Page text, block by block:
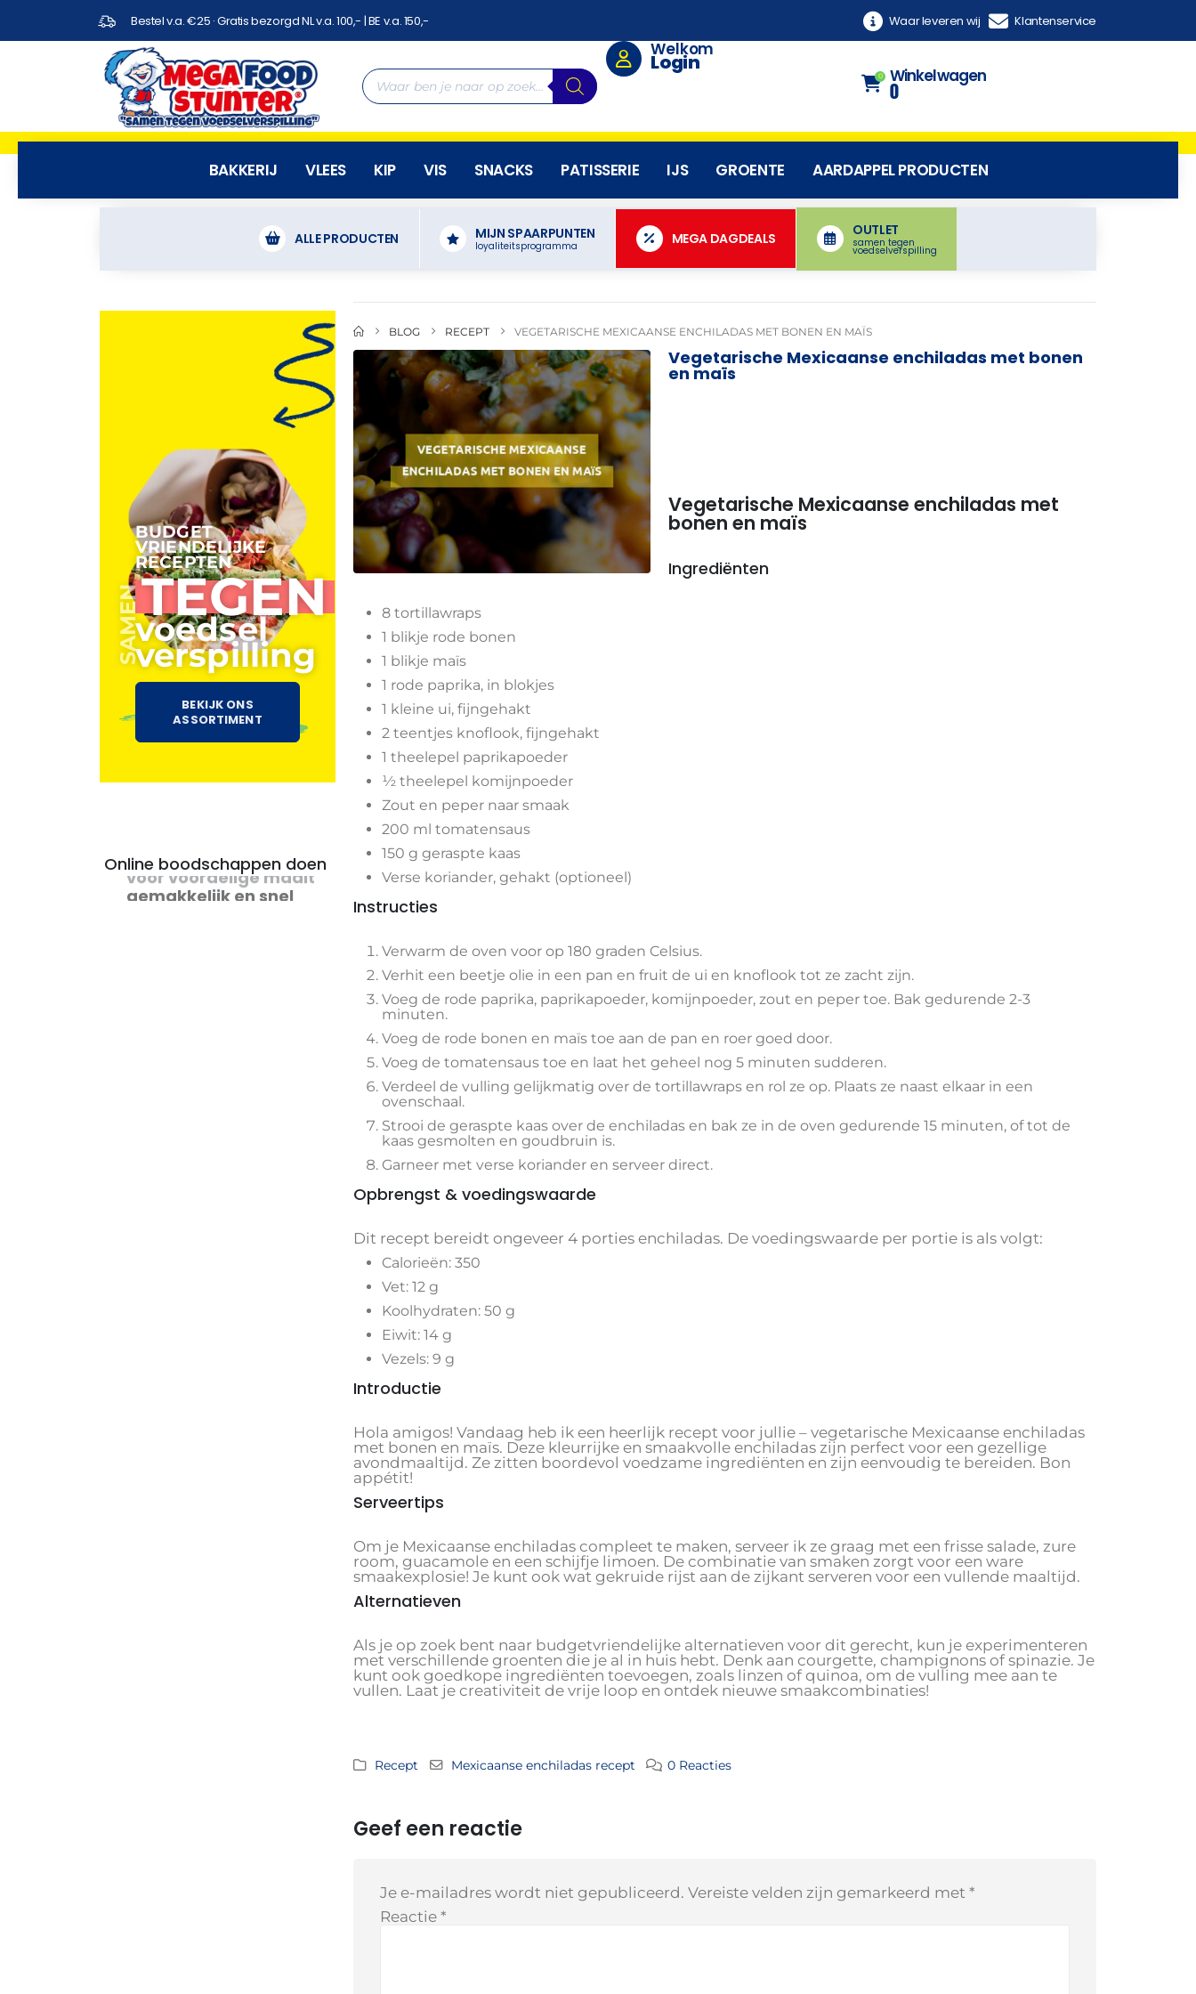
Bestel v.a. €25 · Gratis bezorgd NL v.a. 100,- | BE v.a. 150,- Waar leveren wij Klantenservice
Welkom
Login
0 Winkelwagen
0
BAKKERIJ VLEES KIP VIS SNACKS PATISSERIE IJS GROENTE AARDAPPEL PRODUCTEN
ALLE PRODUCTEN MIJN SPAARPUNTEN
loyaliteitsprogramma MEGA DAGDEALS
OUTLET
samen tegen
voedselverspilling
BLOG RECEPT VEGETARISCHE MEXICAANSE ENCHILADAS MET BONEN EN MAÏS
Vegetarische Mexicaanse enchiladas met bonen
en maïs
Vegetarische Mexicaanse enchiladas met
bonen en maïs
Ingrediënten
8 tortillawraps
1 blikje rode bonen
1 blikje maïs
1 rode paprika, in blokjes
1 kleine ui, fijngehakt
2 teentjes knoflook, fijngehakt
1 theelepel paprikapoeder
½ theelepel komijnpoeder
Zout en peper naar smaak
200 ml tomatensaus
150 g geraspte kaas
Verse koriander, gehakt (optioneel)
Instructies
Verwarm de oven voor op 180 graden Celsius.
Verhit een beetje olie in een pan en fruit de ui en knoflook tot ze zacht zijn.
Voeg de rode paprika, paprikapoeder, komijnpoeder, zout en peper toe. Bak gedurende 2-3
minuten.
Voeg de rode bonen en maïs toe aan de pan en roer goed door.
Voeg de tomatensaus toe en laat het geheel nog 5 minuten sudderen.
Verdeel de vulling gelijkmatig over de tortillawraps en rol ze op. Plaats ze naast elkaar in een
ovenschaal.
Strooi de geraspte kaas over de enchiladas en bak ze in de oven gedurende 15 minuten, of tot de
kaas gesmolten en goudbruin is.
Garneer met verse koriander en serveer direct.
Opbrengst & voedingswaarde
Dit recept bereidt ongeveer 4 porties enchiladas. De voedingswaarde per portie is als volgt:
Calorieën: 350
Vet: 12 g
Koolhydraten: 50 g
Eiwit: 14 g
Vezels: 9 g
Introductie
Hola amigos! Vandaag heb ik een heerlijk recept voor jullie – vegetarische Mexicaanse enchiladas
met bonen en maïs. Deze kleurrijke en smaakvolle enchiladas zijn perfect voor een gezellige
avondmaaltijd. Ze zitten boordevol voedzame ingrediënten en zijn eenvoudig te bereiden. Bon
appétit!
Serveertips
Om je Mexicaanse enchiladas compleet te maken, serveer ik ze graag met een frisse salade, zure
room, guacamole en een schijfje limoen. De combinatie van smaken zorgt voor een ware
smaakexplosie! Je kunt ook wat gekruide rijst aan de zijkant serveren voor een vullende maaltijd.
Alternatieven
Als je op zoek bent naar budgetvriendelijke alternatieven voor dit gerecht, kun je experimenteren
met verschillende groenten die je al in huis hebt. Denk aan courgette, champignons of spinazie. Je
kunt ook goedkope ingrediënten toevoegen, zoals linzen of quinoa, om de vulling mee aan te
vullen. Laat je creativiteit de vrije loop en ontdek nieuwe smaakcombinaties!
Recept Mexicaanse enchiladas recept 0 Reacties
Geef een reactie
Je e-mailadres wordt niet gepubliceerd. Vereiste velden zijn gemarkeerd met *
Reactie *
BUDGET
VRIENDELIJKE
RECEPTEN
SAMENTEGEN
voedsel
verspilling
BEKIJK ONS
ASSORTIMENT
Online boodschappen doen
voor voordelige maaltijden